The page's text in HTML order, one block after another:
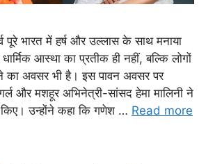
पूरे भारत में हर्ष और उल्लास के साथ मनाया
आस्था का प्रतीक ही नहीं, बल्कि लोगों
का अवसर भी है। इस पावन अवसर पर
और मशहूर अभिनेत्री-सांसद हेमा मालिनी ने
किए। उन्होंने कहा कि गणेश … Read more